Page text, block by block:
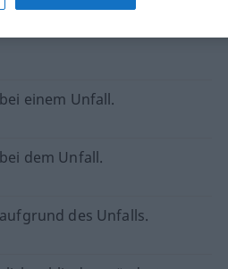
einem Unfall.
dem Unfall.
des Unfalls.